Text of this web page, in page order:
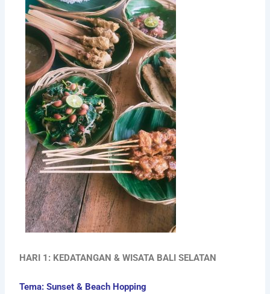
HARI 1: KEDATANGAN & WISATA BALI SELATAN
Tema: Sunset & Beach Hopping